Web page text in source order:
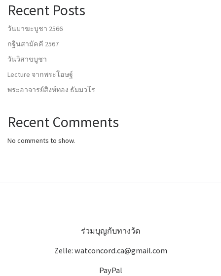
Recent Posts
วันมาฆะบูชา 2566
กฐินสามัคคี 2567
วันวิสาขบูชา
Lecture จากพระโอษฐ์
พระอาจารย์สิงห์ทอง ธัมมวโร
Recent Comments
No comments to show.
ร่วมบุญกับทางวัด
Zelle: watconcord.ca@gmail.com
PayPal